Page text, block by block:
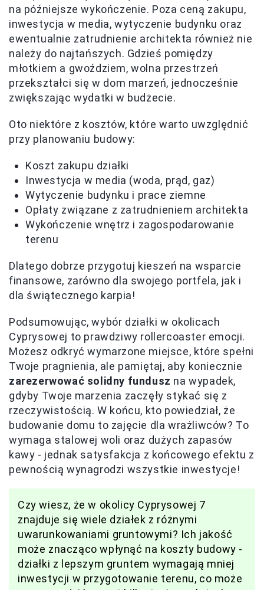
na późniejsze wykończenie. Poza ceną zakupu,
inwestycja w media, wytyczenie budynku oraz
ewentualnie zatrudnienie architekta również nie
należy do najtańszych. Gdzieś pomiędzy
młotkiem a gwoździem, wolna przestrzeń
przekształci się w dom marzeń, jednocześnie
zwiększając wydatki w budżecie.
Oto niektóre z kosztów, które warto uwzględnić
przy planowaniu budowy:
Koszt zakupu działki
Inwestycja w media (woda, prąd, gaz)
Wytyczenie budynku i prace ziemne
Opłaty związane z zatrudnieniem architekta
Wykończenie wnętrz i zagospodarowanie
terenu
Dlatego dobrze przygotuj kieszeń na wsparcie
finansowe, zarówno dla swojego portfela, jak i
dla świątecznego karpia!
Podsumowując, wybór działki w okolicach
Cyprysowej to prawdziwy rollercoaster emocji.
Możesz odkryć wymarzone miejsce, które spełni
Twoje pragnienia, ale pamiętaj, aby koniecznie
zarezerwować solidny fundusz na wypadek,
gdyby Twoje marzenia zaczęły stykać się z
rzeczywistością. W końcu, kto powiedział, że
budowanie domu to zajęcie dla wrażliwców? To
wymaga stalowej woli oraz dużych zapasów
kawy - jednak satysfakcja z końcowego efektu z
pewnością wynagrodzi wszystkie inwestycje!
Czy wiesz, że w okolicy Cyprysowej 7
znajduje się wiele działek z różnymi
uwarunkowaniami gruntowymi? Ich jakość
może znacząco wpłynąć na koszty budowy -
działki z lepszym gruntem wymagają mniej
inwestycji w przygotowanie terenu, co może